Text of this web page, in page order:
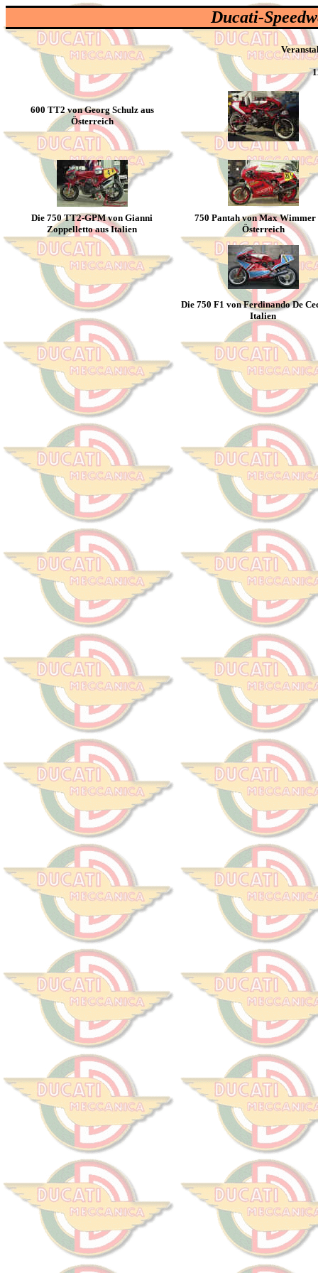
Ducati-
600 TT2 von Georg Schulz aus
Österreich
Die 750 TT2-GPM von Gianni
Zoppelletto aus Italien
750 Pantah von Max Wimmer
Österreich
Die 750 F1 von Ferdinando De
Italien